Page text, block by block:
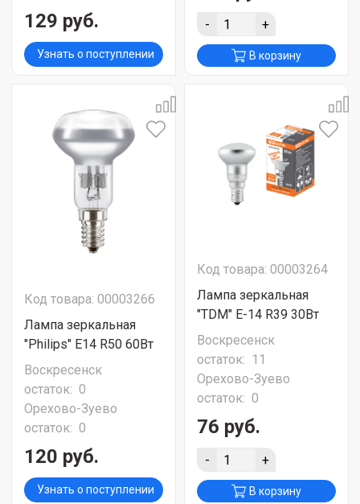
129 руб.
Узнать о поступлении
- +
В корзину
Код товара: 00003266
Лампа зеркальная
"Philips" Е14 R50 60Вт
Воскресенск
остаток: 0
Орехово-Зуево
остаток: 0
120 руб.
Узнать о поступлении
Код товара: 00003264
Лампа зеркальная
"ТDM" Е-14 R39 30Вт
Воскресенск
остаток: 11
Орехово-Зуево
остаток: 0
76 руб.
- +
В корзину